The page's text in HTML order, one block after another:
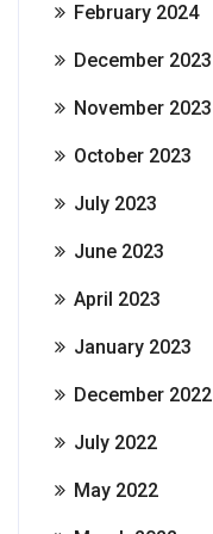
February 2024
December 2023
November 2023
October 2023
July 2023
June 2023
April 2023
January 2023
December 2022
July 2022
May 2022